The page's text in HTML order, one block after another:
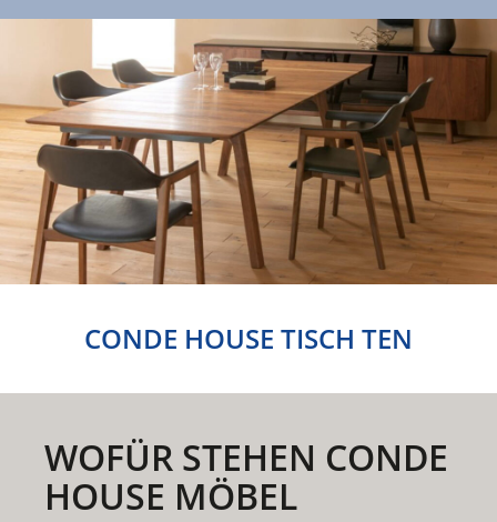
CONDE HOUSE TISCH TEN
WOFÜR STEHEN CONDE
HOUSE MÖBEL